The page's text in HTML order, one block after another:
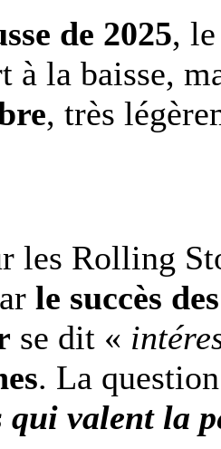
de 2025,
à la baisse,
, très
les Rolling
le succès
se dit «
. La
qui valent la